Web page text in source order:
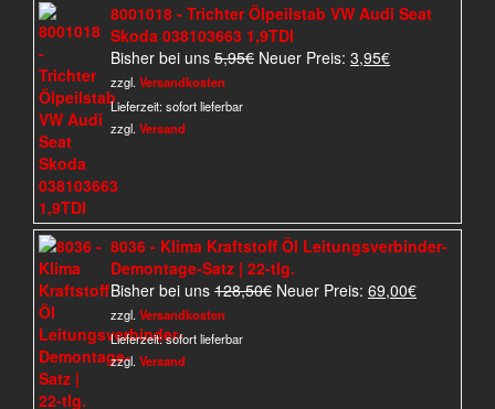
8001018 - Trichter Ölpeilstab VW Audi Seat
Skoda 038103663 1,9TDI
Bisher bei uns 5,95€ Ursprünglicher
Neuer Preis: 3,95€Aktueller
zzgl. Versandkosten
Lieferzeit:sofort lieferbar
zzgl. Versand
8036 - Klima Kraftstoff Öl Leitungsverbinder-
Demontage-Satz | 22-tlg.
Bisher bei uns 128,50€ Ursprünglicher
Neuer Preis: 69,00€Aktueller
zzgl. Versandkosten
Lieferzeit:sofort lieferbar
zzgl. Versand